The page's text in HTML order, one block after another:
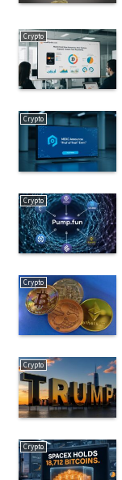
Crypto
Crypto
Crypto
Crypto
Crypto
Crypto